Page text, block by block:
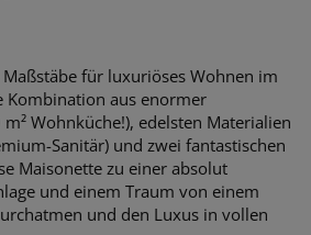
für luxuriöses Wohnen im
Kombination aus enormer
Wohnküche!), edelsten Materialien
Sanitär) und zwei fantastischen
Maisonette zu einer absolut
und einem Traum von einem
und den Luxus in vollen